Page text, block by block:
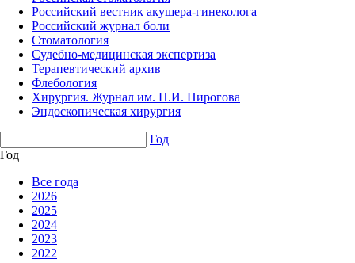
Российский вестник акушера-гинеколога
Российский журнал боли
Стоматология
Судебно-медицинская экспертиза
Терапевтический архив
Флебология
Хирургия. Журнал им. Н.И. Пирогова
Эндоскопическая хирургия
Год
Год
Все года
2026
2025
2024
2023
2022